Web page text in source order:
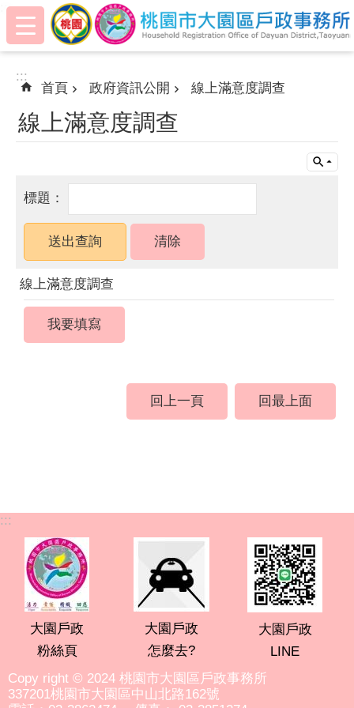
跳到主要內容區塊
:::
:::
首頁 政府資訊公開 線上滿意度調查
線上滿意度調查
線上滿意度調查
我要填寫
回上一頁 回最上面
:::
大園戶政
粉絲頁
大園戶政
怎麼去?
大園戶政
LINE
Copy right © 2024 桃園市大園區戶政事務所
337201桃園市大園區中山北路162號